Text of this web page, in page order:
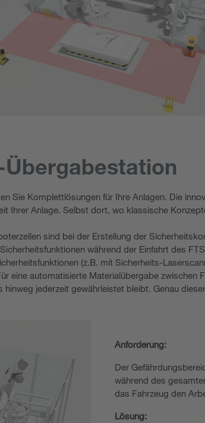
Sie Komplettlösungen für Ihre Anlagen. Die
Ihrer Anlage. Selbst dort, wo klassische
sind bei der Erstellung der
während der Einfahrt des
(z.B. mit Sicherheits-
eine automatisierte Materialübergabe
jederzeit gewährleistet bleibt. Genau
Anforderung:
Der
während des
das Fahrzeug den
Lösung: